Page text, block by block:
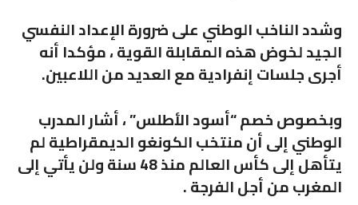
وشدد الناخب الوطني على ضرورة الإعداد النفسي
الجيد لخوض هذه المقابلة القوية ، مؤكدا أنه
أجرى جلسات إنفرادية مع العديد من اللاعبين.
وبخصوص خصم “أسود الأطلس” ، أشار المدرب
الوطني إلى أن منتخب الكونغو الديمقراطية لم
يتأهل إلى كأس العالم منذ 48 سنة ولن يأتي إلى
المغرب من أجل الفرجة .